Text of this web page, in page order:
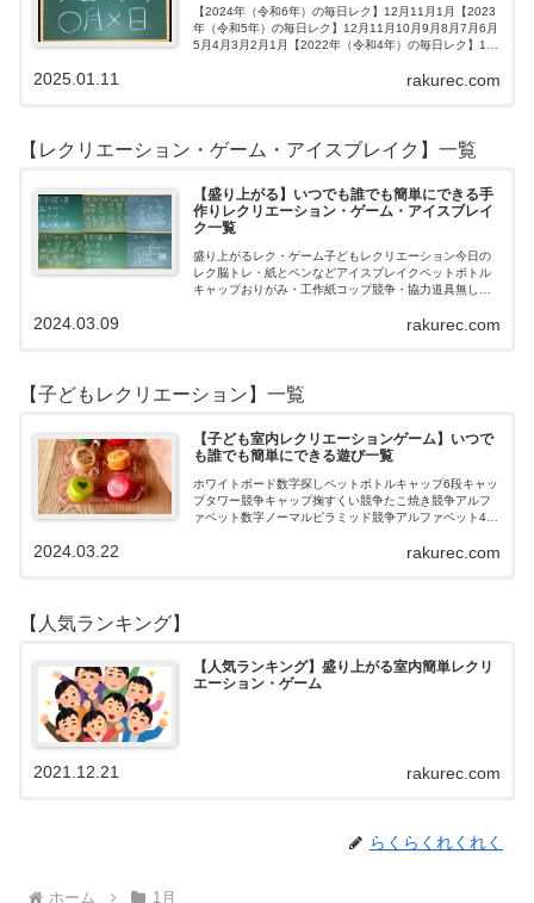
【2024年（令和6年）の毎日レク】12月11月1月【2023
年（令和5年）の毎日レク】12月11月10月9月8月7月6月
5月4月3月2月1月【2022年（令和4年）の毎日レク】12
rakurec.com
2025.01.11
【レクリエーション・ゲーム・アイスブレイク】一覧
【盛り上がる】いつでも誰でも簡単にできる手
作りレクリエーション・ゲーム・アイスブレイ
ク一覧
盛り上がるレク・ゲーム子どもレクリエーション今日の
レク脳トレ・紙とペンなどアイスブレイクペットボトル
キャップおりがみ・工作紙コップ競争・協力道具無し・
ロおはじき体操スライム脳トレ無料素材Yo…rakurec.com
2024.03.09
【子どもレクリエーション】一覧
【子ども室内レクリエーションゲーム】いつで
も誰でも簡単にできる遊び一覧
ホワイトボード数字探しペットボトルキャップ6段キャッ
プタワー競争キャップ掬すくい競争たこ焼き競争アルフ
ァベット数字ノーマルピラミッド競争アルファベット4段
rakurec.com
2024.03.22
【人気ランキング】
【人気ランキング】盛り上がる室内簡単レクリ
エーション・ゲーム
rakurec.com
2021.12.21
らくらくれくれく
ホーム 1月